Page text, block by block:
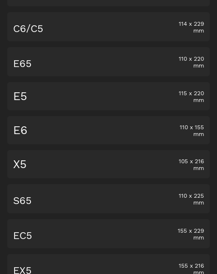
C6/C5 114 x 229
mm
E65 110 x 220
mm
E5 115 x 220
mm
E6 110 x 155
mm
X5 105 x 216
mm
S65 110 x 225
mm
EC5 155 x 229
mm
EX5 155 x 216